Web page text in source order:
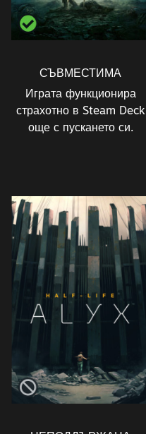
СЪВМЕСТИМА
Играта функционира
страхотно в Steam Deck
още с пускането си.